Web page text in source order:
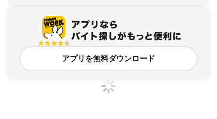
アプリを無料ダウンロード